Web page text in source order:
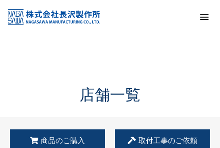
KSS加盟店・取扱店情報
店舗一覧
店舗一覧
商品のご購入 取付工事のご依頼